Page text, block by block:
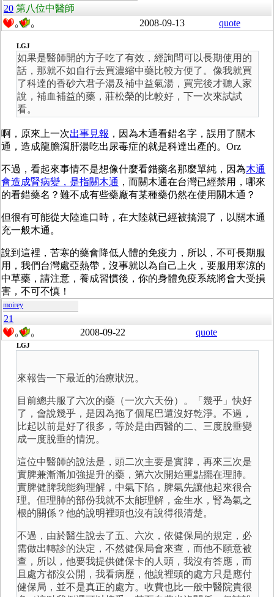
20 第八位中醫師
0 0 2008-09-13 quote
LGJ
如果是醫師開的方子吃了有效，經詢問可以長期使用的
話，那就不如自行去買濃縮中藥比較方便了。像我就買
了科達的香砂六君子湯及補中益氣湯，買完後才聽人家
說，補血補益的藥，莊松榮的比較好，下一次來試試
看。
啊，原來上一次出事見報 ，因為木通看錯名字，誤用了關木
通，造成龍膽瀉肝湯吃出尿毒症的就是科達出產的。Orz
不過，看起來事情不是想像什麼看錯藥名那麼單純，因為木通
會造成腎病變，是指關木通 ，而關木通在台灣已經禁用，哪來
的看錯藥名？難不成有些藥廠有某種藥仍然在使用關木通？
但很有可能從大陸進口時，在大陸就已經被搞混了，以關木通
充一般木通。
說到這裡，苦寒的藥會降低人體的免疫力，所以，不可長期服
用，我們台灣處亞熱帶，沒事就以為自己上火，要服用寒涼的
中草藥，請注意，養成習慣後，你的身體免疫系統將會大受損
害，不可不慎！
moirey
21
0 0 2008-09-22 quote
LGJ
來報告一下最近的治療狀況。
目前總共服了六次的藥（一次六天份）。「幾乎」快好
了，會說幾乎，是因為拖了個尾巴還沒好乾淨。不過，
比起以前是好了很多，等於是由西醫的二、三度脫垂變
成一度脫垂的情況。
這位中醫師的說法是，頭二次主要是實脾，再來三次是
實脾兼漸漸加強提升的藥，第六次開始重點擺在理肺。
實脾健脾我能夠理解，中氣下陷，脾氣先讓他起來很合
理。但理肺的部份我就不太能理解，金生水，腎為氣之
根的關係？他的說明裡頭也沒有說得很清楚。
不過，由於醫生說去了五、六次，依健保局的規定，必
需做出轉診的決定，不然健保局會來查，而他不願意被
查，所以，他要我提供健保卡的人頭，我沒有答應，而
且處方都沒公開，我看病歷，他說裡頭的處方只是應付
健保局，並不是真正的處方。收費也比一般中醫院貴很